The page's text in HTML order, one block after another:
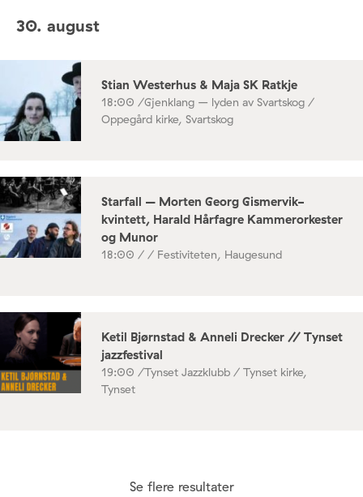
30. august
Stian Westerhus & Maja SK Ratkje
18:00 /Gjenklang – lyden av Svartskog /
Oppegård kirke, Svartskog
Starfall – Morten Georg Gismervik-
kvintett, Harald Hårfagre Kammerorkester
og Munor
18:00 / / Festiviteten, Haugesund
Ketil Bjørnstad & Anneli Drecker // Tynset
jazzfestival
19:00 /Tynset Jazzklubb / Tynset kirke,
Tynset
Se flere resultater